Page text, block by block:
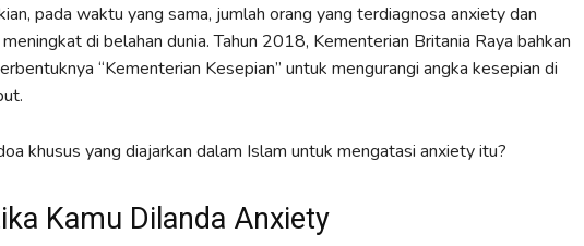
pada waktu yang sama, jumlah orang yang terdiagnosa anxiety dan
di belahan dunia. Tahun 2018, Kementerian Britania Raya bahkan
“Kementerian Kesepian” untuk mengurangi angka kesepian di
khusus yang diajarkan dalam Islam untuk mengatasi anxiety itu?
Kamu Dilanda Anxiety